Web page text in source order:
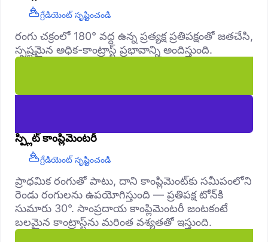
గ్రేడియెంట్ సృష్టించండి
రంగు చక్రంలో 180° వద్ద ఉన్న ప్రత్యక్ష ప్రతిపక్షంతో జతచేసి,
స్పష్టమైన అధిక-కాంట్రాస్ట్ ప్రభావాన్ని అందిస్తుంది.
స్ప్లిట్ కాంప్లిమెంటరీ
గ్రేడియెంట్ సృష్టించండి
ప్రాధమిక రంగుతో పాటు, దాని కాంప్లిమెంట్‌కు సమీపంలోని
రెండు రంగులను ఉపయోగిస్తుంది — ప్రతిపక్ష టోన్‌కి
సుమారు 30°. సాంప్రదాయ కాంప్లిమెంటరీ జంటకంటే
బలమైన కాంట్రాస్ట్‌ను మరింత వశ్యతతో ఇస్తుంది.